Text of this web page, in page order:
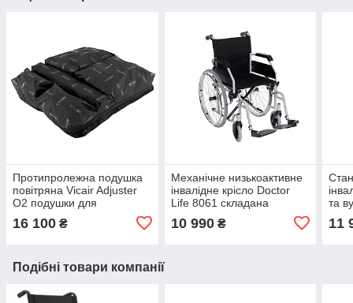
Протипролежна подушка
повітряна Vicair Adjuster
O2 подушки для
профілактики пролежнів
16 100 ₴
Механічне низькоактивне
інвалідне крісло Doctor
Life 8061 складана
дому та вулиці
10 990₴
та
11
Подібні товари компанії